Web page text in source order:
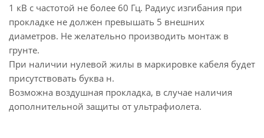
1 кВ с частотой не более 60 Гц. Радиус изгибания при
прокладке не должен превышать 5 внешних
диаметров. Не желательно производить монтаж в
грунте.
При наличии нулевой жилы в маркировке кабеля будет
присутствовать буква н.
Возможна воздушная прокладка, в случае наличия
дополнительной защиты от ультрафиолета.